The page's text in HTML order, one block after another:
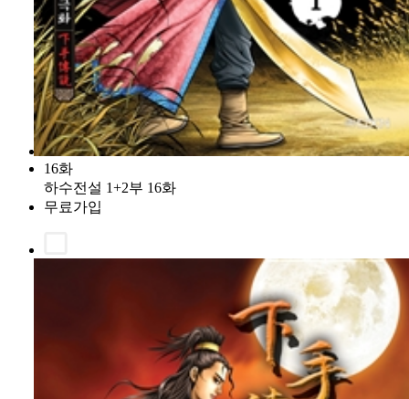
16화
하수전설 1+2부 16화
무료가입